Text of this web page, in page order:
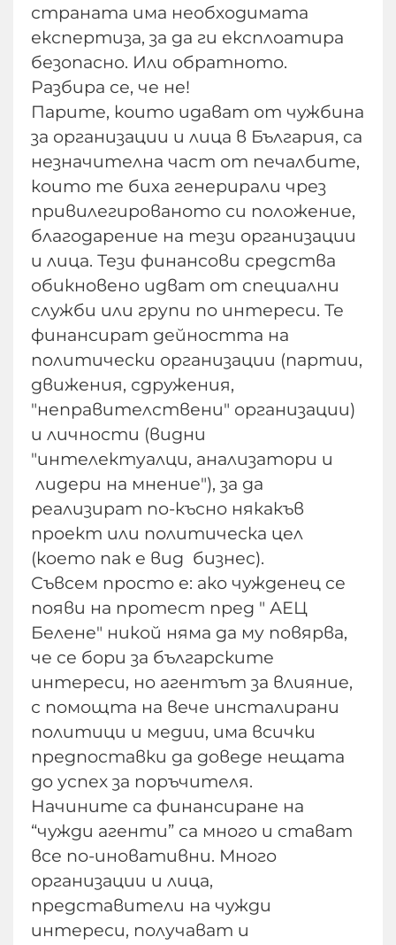
страната има необходимата
експертиза, за да ги експлоатира
безопасно. Или обратното.
Разбира се, че не!
Парите, които идават от чужбина
за организации и лица в България, са
незначителна част от печалбите,
които те биха генерирали чрез
привилегированото си положение,
благодарение на тези организации
и лица. Тези финансови средства
обикновено идват от специални
служби или групи по интереси. Те
финансират дейността на
политически организации (партии,
движения, сдружения,
"неправителствени" организации)
и личности (видни
"интелектуалци, анализатори и
лидери на мнение"), за да
реализират по-късно някакъв
проект или политическа цел
(което пак е вид бизнес).
Съвсем просто е: ако чужденец се
появи на протест пред " АЕЦ
Белене" никой няма да му повярва,
че се бори за българските
интереси, но агентът за влияние,
с помощта на вече инсталирани
политици и медии, има всички
предпоставки да доведе нещата
до успех за поръчителя.
Начините са финансиране на
“чужди агенти” са много и стават
все по-иновативни. Много
организации и лица,
представители на чужди
интереси, получават и